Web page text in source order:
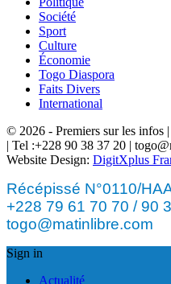
Société
Sport
Culture
Économie
Togo Diaspora
Faits Divers
International
© 2026 - Premiers sur les infos
| Tel :+228 90 38 37 20 |
Website Design: DigitXplus
Récépissé N°0110/
+228 79 61 70 70 / 90
togo@matinlibre.com
Sign in
Actualité